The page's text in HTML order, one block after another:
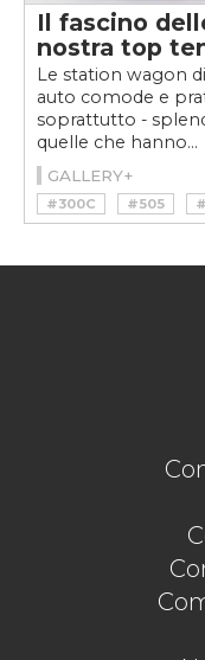
Il fascino
nostra top
Le station wagon
auto comode e
soprattutto -
quelle che hanno...
GALLERY+
#300C #505
#BREAK
#BUICK